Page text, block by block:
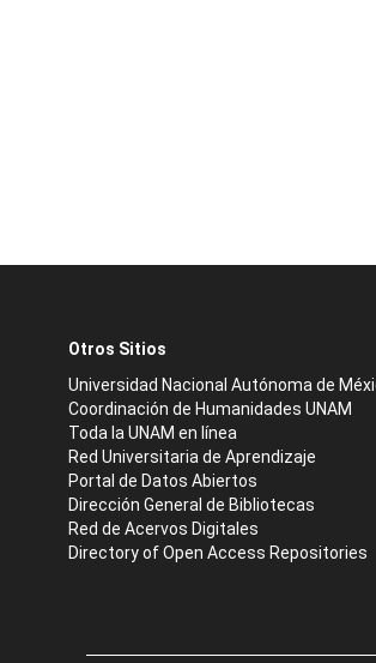
Otros Sitios
Universidad Nacional Autónoma de
Coordinación de Humanidades UNAM
Toda la UNAM en línea
Red Universitaria de Aprendizaje
Portal de Datos Abiertos
Dirección General de Bibliotecas
Red de Acervos Digitales
Directory of Open Access Repositories